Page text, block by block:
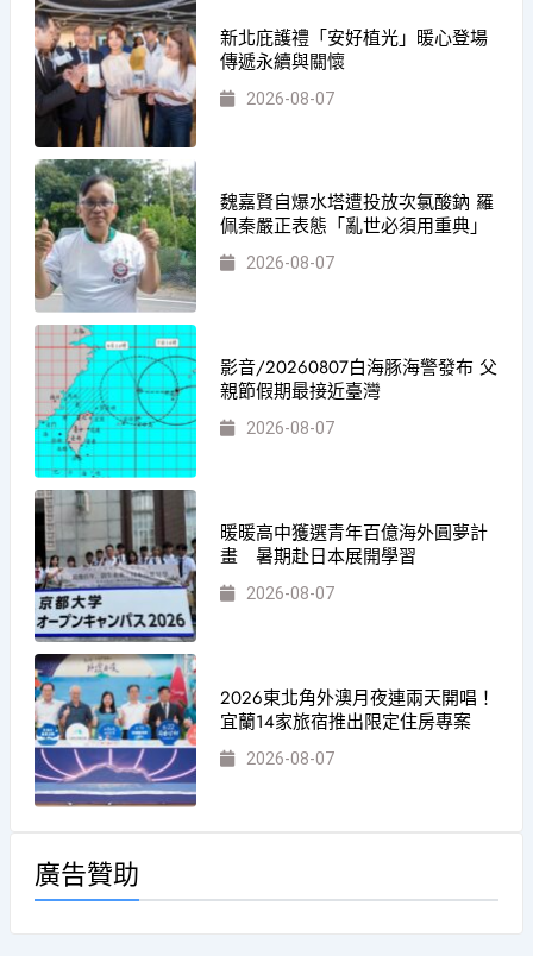
新北庇護禮「安好植光」暖心登場
傳遞永續與關懷
2026-08-07
魏嘉賢自爆水塔遭投放次氯酸鈉 羅
佩秦嚴正表態「亂世必須用重典」
2026-08-07
影音/20260807白海豚海警發布 父
親節假期最接近臺灣
2026-08-07
暖暖高中獲選青年百億海外圓夢計
畫 暑期赴日本展開學習
2026-08-07
2026東北角外澳月夜連兩天開唱！
宜蘭14家旅宿推出限定住房專案
2026-08-07
廣告贊助